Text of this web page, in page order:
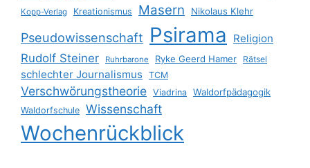
Kopp-Verlag Kreationismus Masern Nikolaus Klehr
Pseudowissenschaft Psirama Religion
Rudolf Steiner Ruhrbarone Ryke Geerd Hamer Rätsel
schlechter Journalismus TCM
Verschwörungstheorie Viadrina Waldorfpädagogik
Waldorfschule Wissenschaft
Wochenrückblick